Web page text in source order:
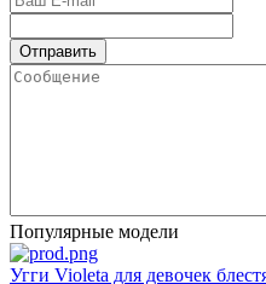
Популярные модели
Угги Violeta для девочек